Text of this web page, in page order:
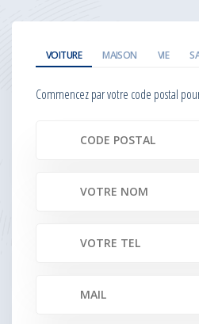
VOITURE MAISON VIE
Commencez par votre code postal